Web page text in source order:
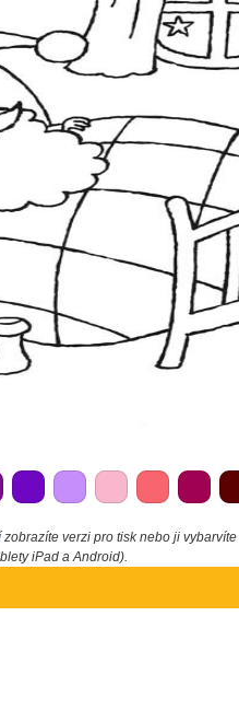
zobrazíte verzi pro tisk nebo ji vybarvíte
iPad a Android).